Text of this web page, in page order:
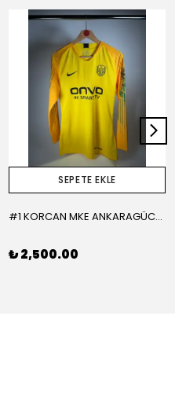
SEPETE EKLE
#1 KORCAN MKE ANKARAGÜCÜ 2019-2020 KALECİ - MEDIUM
₺ 2,500.00